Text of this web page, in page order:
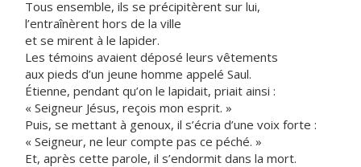
Tous ensemble, ils se précipitèrent sur lui,
l’entraînèrent hors de la ville
et se mirent à le lapider.
Les témoins avaient déposé leurs vêtements
aux pieds d’un jeune homme appelé Saul.
Étienne, pendant qu’on le lapidait, priait ainsi :
« Seigneur Jésus, reçois mon esprit. »
Puis, se mettant à genoux, il s’écria d’une voix forte :
« Seigneur, ne leur compte pas ce péché. »
Et, après cette parole, il s’endormit dans la mort.